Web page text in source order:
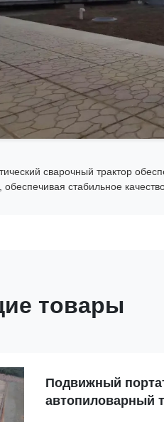
сварочный трактор
обеспечивая стабильное
товары
Подвижный
автопиловарный